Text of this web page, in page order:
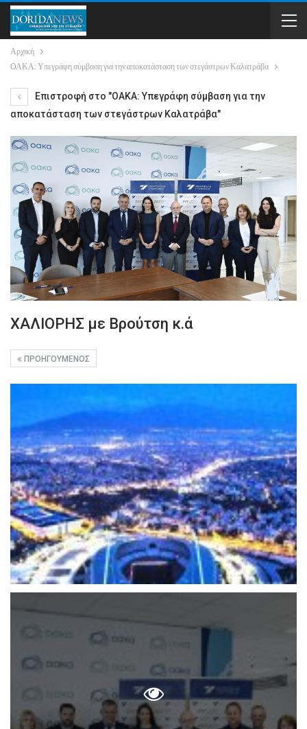
Αρχική
ΟΑΚΑ: Υπεγράφη σύμβαση για την αποκατάσταση των στεγάστρων Καλατράβα
Επιστροφή στο "ΟΑΚΑ: Υπεγράφη σύμβαση για την
αποκατάσταση των στεγάστρων Καλατράβα"
ΧΑΛΙΟΡΗΣ με Βρούτση κ.ά
ΠΡΟΗΓΟΎΜΕΝΟΣ